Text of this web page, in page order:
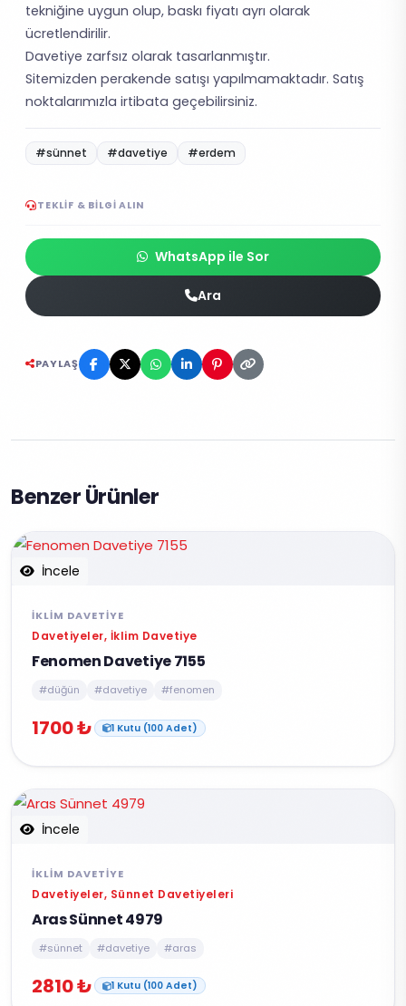
tekniğine uygun olup, baskı fiyatı ayrı olarak
ücretlendirilir.
Davetiye zarfsız olarak tasarlanmıştır.
Sitemizden perakende satışı yapılmamaktadır. Satış
noktalarımızla irtibata geçebilirsiniz.
#sünnet #davetiye #erdem
TEKLIF & BILGI ALIN
WhatsApp ile Sor
Ara
PAYLAŞ
Benzer Ürünler
İncele
İKLIM DAVETIYE
Davetiyeler, İklim Davetiye
Fenomen Davetiye 7155
#düğün #davetiye #fenomen
1700 ₺ 1 Kutu (100 Adet)
İncele
İKLIM DAVETIYE
Davetiyeler, Sünnet Davetiyeleri
Aras Sünnet 4979
#sünnet #davetiye #aras
2810 ₺ 1 Kutu (100 Adet)